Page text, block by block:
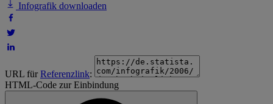
Infografik downloaden
URL fürReferenzlink:
HTML-Code zur Einbindung